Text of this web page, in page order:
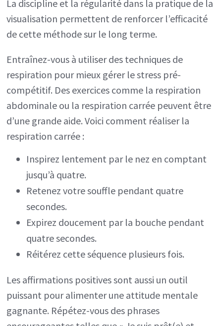
La discipline et la régularité dans la pratique de la
visualisation permettent de renforcer l’efficacité
de cette méthode sur le long terme.
Entraînez-vous à utiliser des techniques de
respiration pour mieux gérer le stress pré-
compétitif. Des exercices comme la respiration
abdominale ou la respiration carrée peuvent être
d’une grande aide. Voici comment réaliser la
respiration carrée :
Inspirez lentement par le nez en comptant
jusqu’à quatre.
Retenez votre souffle pendant quatre
secondes.
Expirez doucement par la bouche pendant
quatre secondes.
Réitérez cette séquence plusieurs fois.
Les affirmations positives sont aussi un outil
puissant pour alimenter une attitude mentale
gagnante. Répétez-vous des phrases